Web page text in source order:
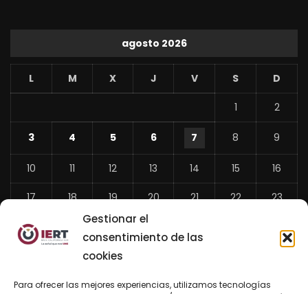
Gestionar el
consentimiento de las
cookies
Para ofrecer las mejores experiencias, utilizamos tecnologías
agosto 2026
L M X J V S D
1 2
3 4 5 6 7 8 9
10 11 12 13 14 15 16
17 18 19 20 21 22 23
24 26 27
«